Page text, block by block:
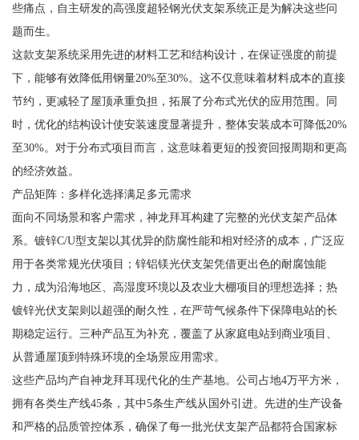
些痛点，自主研发的高强度超轻钢光伏支架系统正是为解决这些问
题而生。
这款支架系统采用先进的材料工艺和结构设计，在保证强度的前提
下，能够有效降低用钢量20%至30%。这不仅意味着材料成本的直接
节约，更减轻了屋顶承重负担，拓展了分布式光伏的应用范围。同
时，优化的结构设计使安装速度显著提升，整体安装成本可降低20%
至30%。对于分布式项目而言，这意味着更短的投资回报周期和更高
的经济效益。
产品矩阵：多样化选择满足多元需求
面向不同场景和客户需求，神龙拜耳构建了完整的光伏支架产品体
系。镀锌C/U型支架以其优异的防腐性能和相对经济的成本，广泛应
用于各类常规光伏项目；锌铝镁光伏支架凭借更出色的耐腐蚀能
力，成为沿海地区、高湿度环境以及农业大棚项目的理想选择；热
镀锌光伏支架则以超强的耐久性，在严苛气候条件下保障电站的长
期稳定运行。三种产品互为补充，覆盖了从家庭电站到商业项目、
从普通屋顶到特殊环境的全场景应用需求。
这些产品均产自神龙拜耳现代化的生产基地。公司占地4万平方米，
拥有各类生产线45条，其中5条生产线从国外引进。先进的生产设备
和严格的品质管控体系，确保了每一批光伏支架产品都符合国家标